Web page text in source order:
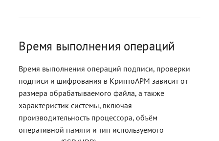
Время выполнения операций
Время выполнения операций подписи, проверки
подписи и шифрования в КриптоАРМ зависит от
размера обрабатываемого файла, а также
характеристик системы, включая
производительность процессора, объём
оперативной памяти и тип используемого